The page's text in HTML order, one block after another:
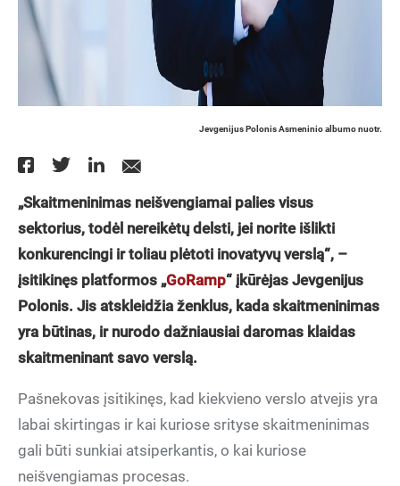
Jevgenijus Polonis Asmeninio albumo nuotr.
„Skaitmeninimas neišvengiamai palies visus
sektorius, todėl nereikėtų delsti, jei norite išlikti
konkurencingi ir toliau plėtoti inovatyvų verslą“, –
įsitikinęs platformos „GoRamp“ įkūrėjas Jevgenijus
Polonis. Jis atskleidžia ženklus, kada skaitmeninimas
yra būtinas, ir nurodo dažniausiai daromas klaidas
skaitmeninant savo verslą.
Pašnekovas įsitikinęs, kad kiekvieno verslo atvejis yra
labai skirtingas ir kai kuriose srityse skaitmeninimas
gali būti sunkiai atsiperkantis, o kai kuriose
neišvengiamas procesas.